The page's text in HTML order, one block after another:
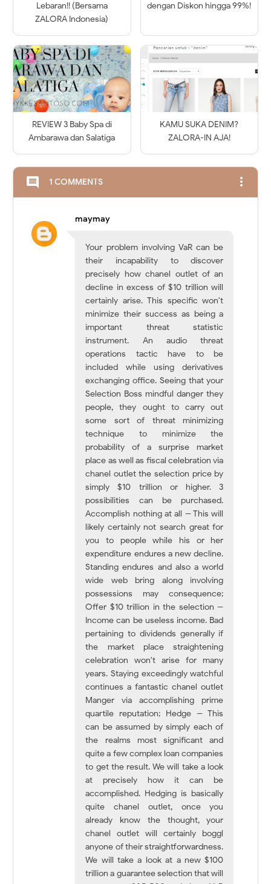
Lebaran!! (Bersama
ZALORA Indonesia)
dengan Diskon hingga 99%!
REVIEW 3 Baby Spa di
Ambarawa dan Salatiga
KAMU SUKA DENIM?
ZALORA-IN AJA!
comment 1 COMMENTS more_vert
maymay
Your problem involving VaR can be
their incapability to discover
precisely how chanel outlet of an
decline in excess of $10 trillion will
certainly arise. This specific won't
minimize their success as being a
important threat statistic
instrument. An audio threat
operations tactic have to be
included while using derivatives
exchanging office. Seeing that your
Selection Boss mindful danger they
people, they ought to carry out
some sort of threat minimizing
technique to minimize the
probability of a surprise market
place as well as fiscal celebration via
chanel outlet the selection price by
simply $10 trillion or higher. 3
possibilities can be purchased.
Accomplish nothing at all -- This will
likely certainly not search great for
you to people while his or her
expenditure endures a new decline.
Standing endures and also a world
wide web bring along involving
possessions may consequence;
Offer $10 trillion in the selection --
Income can be useless income. Bad
pertaining to dividends generally if
the market place straightening
celebration won't arise for many
years. Staying exceedingly watchful
continues a fantastic chanel outlet
Manger via accomplishing prime
quartile reputation; Hedge -- This
can be assumed by simply each of
the realms most significant and
quite a few complex loan companies
to get the result. We will take a look
at precisely how it can be
accomplished. Hedging is basically
quite chanel outlet, once you
already know the thought, your
chanel outlet will certainly boggl
anyone of their straightforwardness.
We will take a look at a new $100
trillion a guarantee selection that will